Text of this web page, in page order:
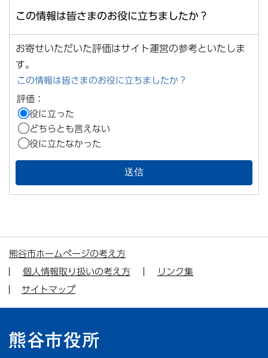
この情報は皆さまのお役に立ちましたか？
お寄せいただいた評価はサイト運営の参考といたしま
す。
この情報は皆さまのお役に立ちましたか？
評価：
役に立った
どちらとも言えない
役に立たなかった
熊谷市ホームページの考え方
個人情報取り扱いの考え方
リンク集
サイトマップ